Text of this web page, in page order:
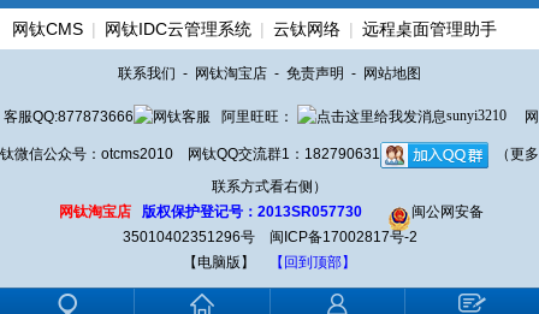
网钛CMS | 网钛IDC云管理系统 | 云钛网络 | 远程桌面管理助手
联系我们 - 网钛淘宝店 - 免责声明 - 网站地图
客服QQ:877873666 阿里旺旺： sunyi3210 网
钛微信公众号：otcms2010 网钛QQ交流群1：182790631
（更多
联系方式看右侧）
网钛淘宝店
版权保护登记号：2013SR057730
闽公网安备
35010402351296号
闽ICP备17002817号-2
【电脑版】
【回到顶部】